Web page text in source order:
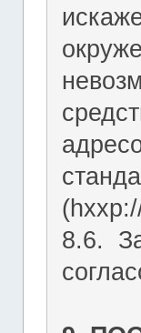
8.6.